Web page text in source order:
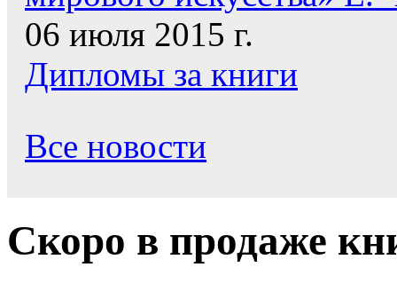
06 июля 2015 г.
Дипломы за книги
Все новости
Скоро в продаже